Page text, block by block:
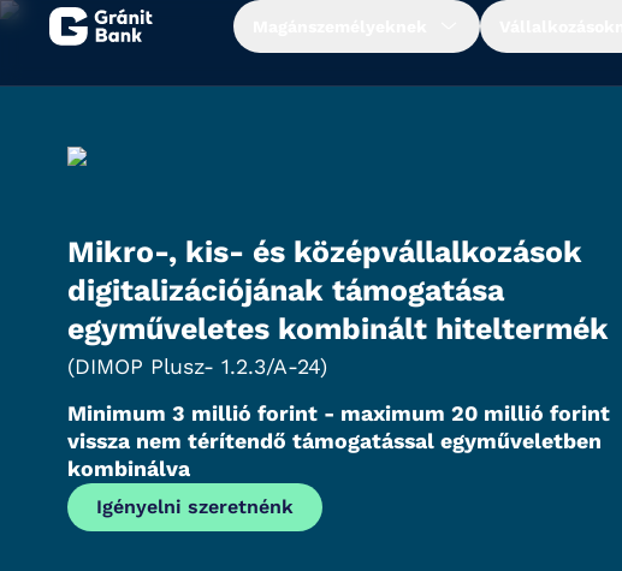
Fiataloknak
Befektetőknek
Mikro-, kis- és középvállalkozások
digitalizációjának támogatása
egyműveletes kombinált hiteltermék
(DIMOP Plusz- 1.2.3/A-24)
Minimum 3 millió forint - maximum 20 millió forint
vissza nem térítendő támogatással egyműveletben
kombinálva
Igényelni szeretnénk